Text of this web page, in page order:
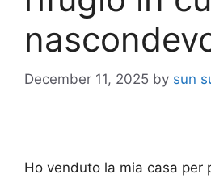
December 11, 2025 by sun
Ho venduto la mia casa per